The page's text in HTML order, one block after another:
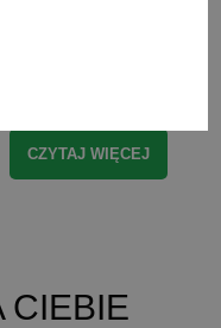
w
zalecenia
CZYTAJ WIĘCEJ
CIEBIE